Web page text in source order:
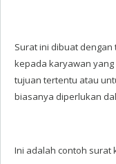
Surat ini dibuat
kepada karyawan
tujuan tertentu atau
biasanya diperlukan
Ini adalah contoh surat